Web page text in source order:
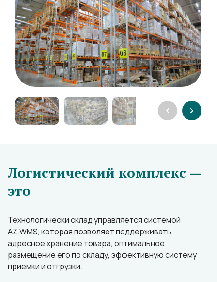
Логистический комплекс —
это
Технологически склад управляется системой
AZ.WMS, которая позволяет поддерживать
адресное хранение товара, оптимальное
размещение его по складу, эффективную систему
приемки и отгрузки.